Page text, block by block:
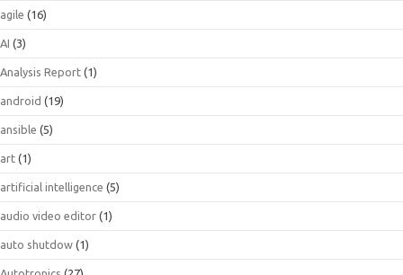
agile (16)
AI (3)
Analysis Report (1)
android (19)
ansible (5)
art (1)
artificial intelligence (5)
audio video editor (1)
auto shutdow (1)